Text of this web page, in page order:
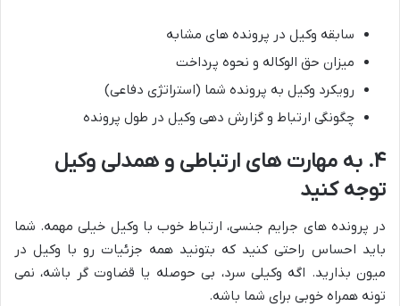
سابقه وکیل در پرونده های مشابه
میزان حق الوکاله و نحوه پرداخت
رویکرد وکیل به پرونده شما (استراتژی دفاعی)
چگونگی ارتباط و گزارش دهی وکیل در طول پرونده
۴. به مهارت های ارتباطی و همدلی وکیل
توجه کنید
در پرونده های جرایم جنسی، ارتباط خوب با وکیل خیلی مهمه. شما
باید احساس راحتی کنید که بتونید همه جزئیات رو با وکیل در
میون بذارید. اگه وکیلی سرد، بی حوصله یا قضاوت گر باشه، نمی
تونه همراه خوبی برای شما باشه.